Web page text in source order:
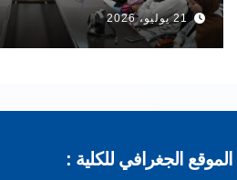
21 يوليو، 2026
الجغرافي للكلية :